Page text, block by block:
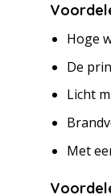
Hoge
De
Licht
Met